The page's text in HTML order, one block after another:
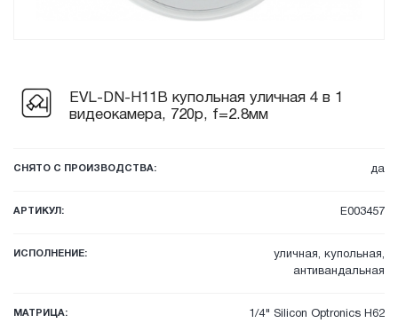
EVL-DN-H11B купольная уличная 4 в 1
видеокамера, 720p, f=2.8мм
СНЯТО С ПРОИЗВОДСТВА: да
АРТИКУЛ: E003457
ИСПОЛНЕНИЕ:
уличная, купольная,
антивандальная
МАТРИЦА: 1/4" Silicon Optronics H62